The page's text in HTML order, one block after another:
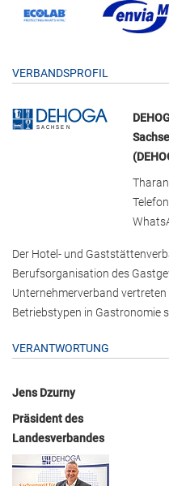
VERBANDSPROFIL
Der Hotel- und
Berufsorganisation des
Unternehmerverband
Betriebstypen in Gastronomie
VERANTWORTUNG
Jens Dzurny
Präsident des
Landesverbandes